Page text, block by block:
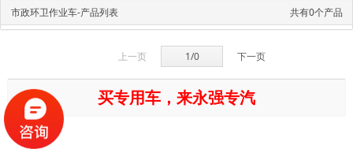
市政环卫作业车-产品列表 共有0个产品
上一页 1/0 下一页
买专用车，来永强专汽